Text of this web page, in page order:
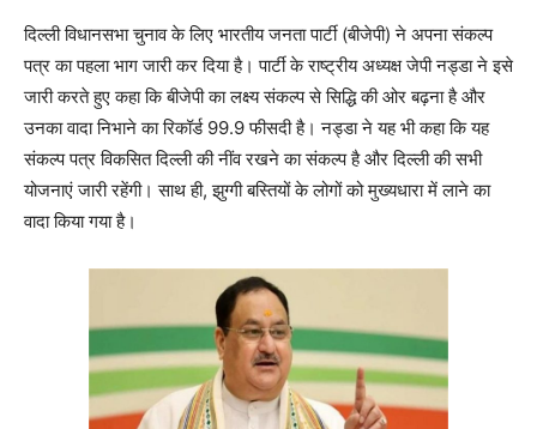
दिल्ली विधानसभा चुनाव के लिए भारतीय जनता पार्टी (बीजेपी) ने अपना संकल्प
पत्र का पहला भाग जारी कर दिया है। पार्टी के राष्ट्रीय अध्यक्ष जेपी नड्डा ने इसे
जारी करते हुए कहा कि बीजेपी का लक्ष्य संकल्प से सिद्धि की ओर बढ़ना है और
उनका वादा निभाने का रिकॉर्ड 99.9 फीसदी है। नड्डा ने यह भी कहा कि यह
संकल्प पत्र विकसित दिल्ली की नींव रखने का संकल्प है और दिल्ली की सभी
योजनाएं जारी रहेंगी। साथ ही, झुग्गी बस्तियों के लोगों को मुख्यधारा में लाने का
वादा किया गया है।